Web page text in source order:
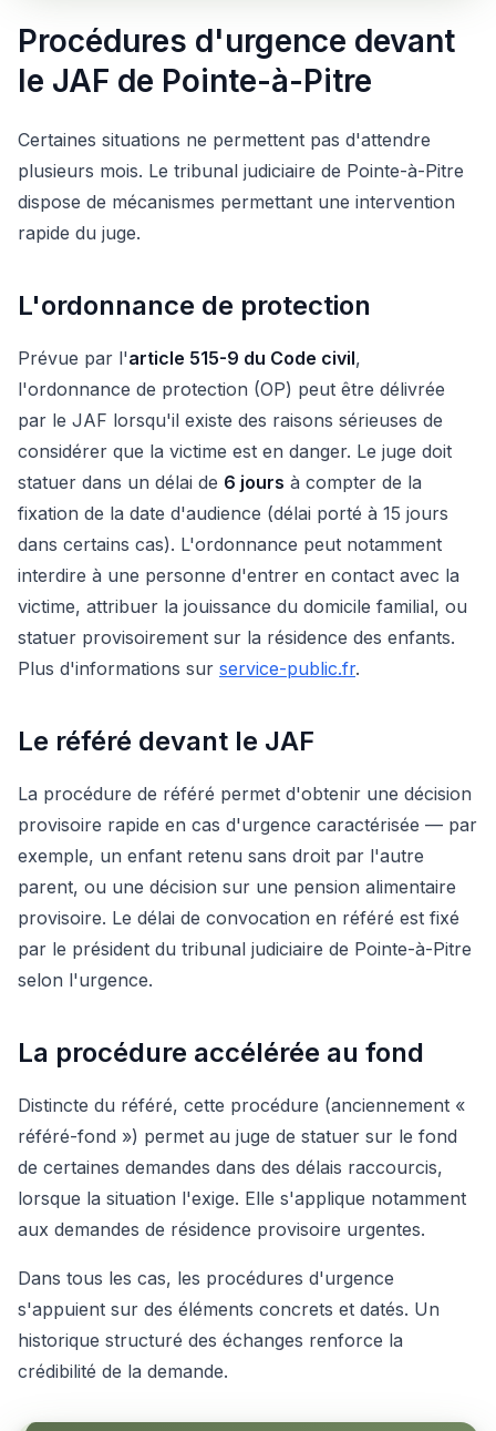
Procédures d'urgence devant
le JAF de Pointe-à-Pitre
Certaines situations ne permettent pas d'attendre
plusieurs mois. Le tribunal judiciaire de Pointe-à-Pitre
dispose de mécanismes permettant une intervention
rapide du juge.
L'ordonnance de protection
Prévue par l'article 515-9 du Code civil,
l'ordonnance de protection (OP) peut être délivrée
par le JAF lorsqu'il existe des raisons sérieuses de
considérer que la victime est en danger. Le juge doit
statuer dans un délai de 6 jours à compter de la
fixation de la date d'audience (délai porté à 15 jours
dans certains cas). L'ordonnance peut notamment
interdire à une personne d'entrer en contact avec la
victime, attribuer la jouissance du domicile familial, ou
statuer provisoirement sur la résidence des enfants.
Plus d'informations sur service-public.fr.
Le référé devant le JAF
La procédure de référé permet d'obtenir une décision
provisoire rapide en cas d'urgence caractérisée — par
exemple, un enfant retenu sans droit par l'autre
parent, ou une décision sur une pension alimentaire
provisoire. Le délai de convocation en référé est fixé
par le président du tribunal judiciaire de Pointe-à-Pitre
selon l'urgence.
La procédure accélérée au fond
Distincte du référé, cette procédure (anciennement «
référé-fond ») permet au juge de statuer sur le fond
de certaines demandes dans des délais raccourcis,
lorsque la situation l'exige. Elle s'applique notamment
aux demandes de résidence provisoire urgentes.
Dans tous les cas, les procédures d'urgence
s'appuient sur des éléments concrets et datés. Un
historique structuré des échanges renforce la
crédibilité de la demande.